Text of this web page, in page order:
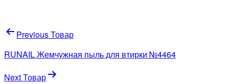
Навигация
по
записям
Previous Товар
RUNAIL Жемчужная пыль для втирки №4464
Next Товар